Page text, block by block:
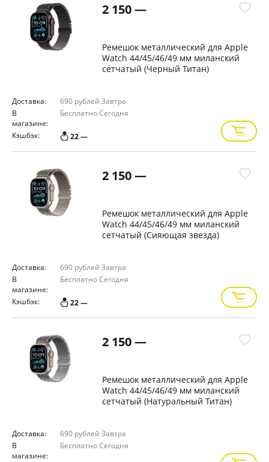
2 150 —
Ремешок металлический для Apple
Watch 44/45/46/49 мм миланский
сетчатый (Черный Титан)
Доставка: 690 рублей Завтра
В
магазине:
БесплатноСегодня
Кэшбэк: 22 —
2 150 —
Ремешок металлический для Apple
Watch 44/45/46/49 мм миланский
сетчатый (Сияющая звезда)
Доставка: 690 рублей Завтра
В
магазине:
БесплатноСегодня
Кэшбэк: 22 —
2 150 —
Ремешок металлический для Apple
Watch 44/45/46/49 мм миланский
сетчатый (Натуральный Титан)
Доставка: 690 рублей Завтра
В
магазине:
БесплатноСегодня